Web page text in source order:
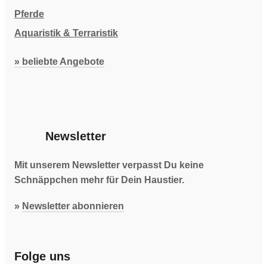
Pferde
Aquaristik & Terraristik
» beliebte Angebote
Newsletter
Mit unserem Newsletter verpasst Du keine
Schnäppchen mehr für Dein Haustier.
» Newsletter abonnieren
Folge uns